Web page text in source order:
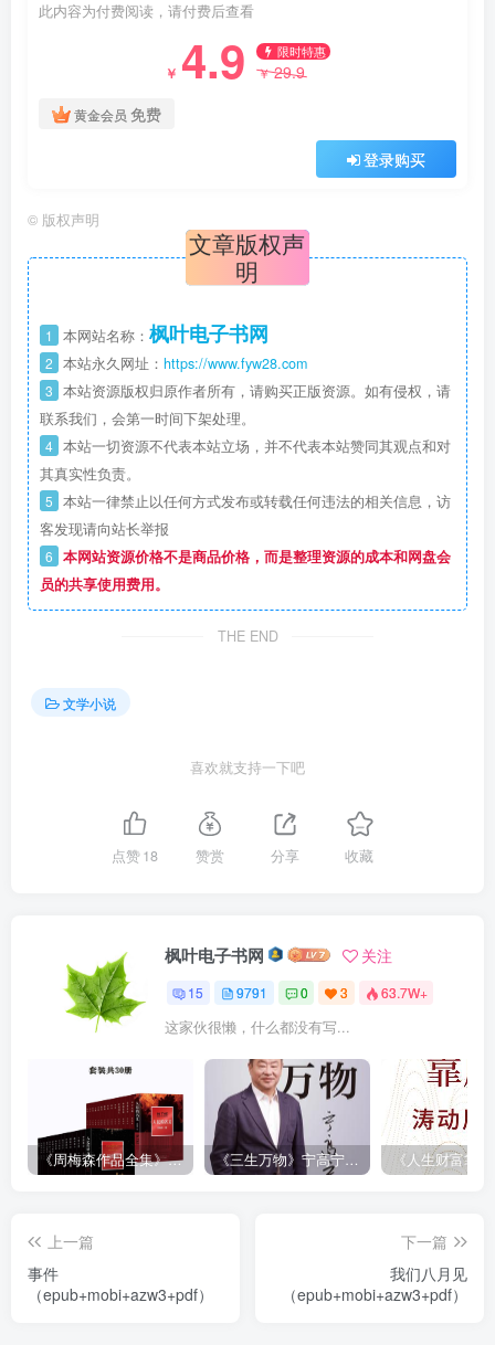
此内容为付费阅读，请付费后查看
￥ 4.9 限时特惠
￥29.9
黄金会员 免费
登录购买
© 版权声明
文章版权声
明
1 本网站名称： 枫叶电子书网
2 本站永久网址： https://www.fyw28.com
3 本站资源版权归原作者所有，请购买正版资源。如有侵权，请
联系我们，会第一时间下架处理。
4 本站一切资源不代表本站立场，并不代表本站赞同其观点和对
其真实性负责。
5 本站一律禁止以任何方式发布或转载任何违法的相关信息，访
客发现请向站长举报
6 本网站资源价格不是商品价格，而是整理资源的成本和网盘会
员的共享使用费用。
THE END
文学小说
喜欢就支持一下吧
点赞18 赞赏 分享 收藏
枫叶电子书网 关注
15 9791 0 3 63.7W+
这家伙很懒，什么都没有写...
《周梅森作品全集》[共30册] 《三生万物》宁高宁（epub+mobi+azw3+pdf）
上一篇
事件
（epub+mobi+azw3+pdf）
下一篇
我们八月见
（epub+mobi+azw3+pdf）